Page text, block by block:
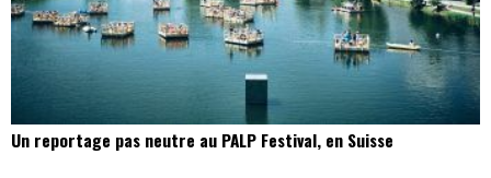
Un reportage pas neutre au PALP Festival, en Suisse